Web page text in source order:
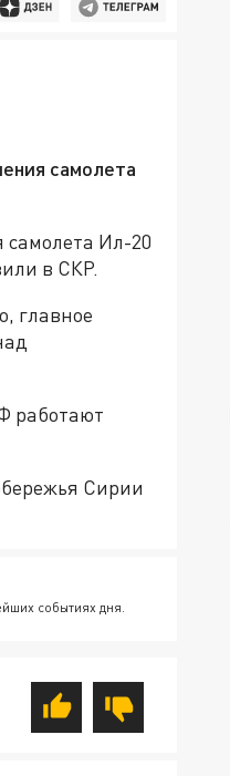
самолета
самолета Ил-20
в СКР.
главное
работают
Сирии
событиях дня.